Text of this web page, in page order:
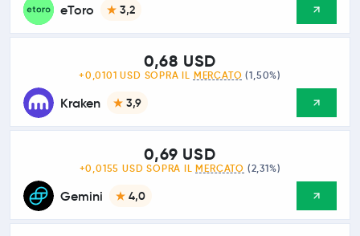
eToro 3,2
Kraken 3,9
0,68 USD
+0,0101 USD SOPRA IL MERCATO (1,50%)
Gemini 4,0
0,69 USD
+0,0155 USD SOPRA IL MERCATO (2,31%)